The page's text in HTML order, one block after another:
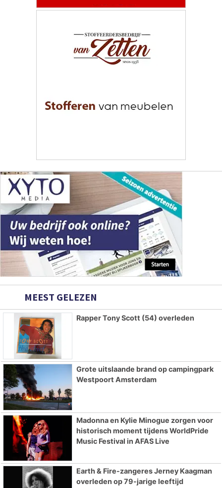
MEEST GELEZEN
Rapper Tony Scott (54) overleden
Grote uitslaande brand op campingpark
Westpoort Amsterdam
Madonna en Kylie Minogue zorgen voor
historisch moment tijdens WorldPride
Music Festival in AFAS Live
Earth & Fire-zangeres Jerney Kaagman
overleden op 79-jarige leeftijd